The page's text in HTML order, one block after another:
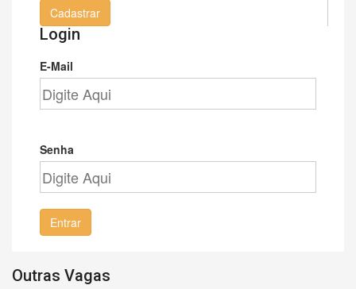
Cadastrar
Login
E-Mail
Senha
Entrar
Outras Vagas